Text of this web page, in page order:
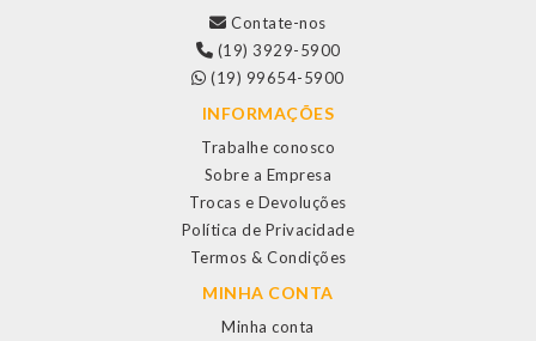
Contate-nos
(19) 3929-5900
(19) 99654-5900
INFORMAÇÕES
Trabalhe conosco
Sobre a Empresa
Trocas e Devoluções
Política de Privacidade
Termos & Condições
MINHA CONTA
Minha conta